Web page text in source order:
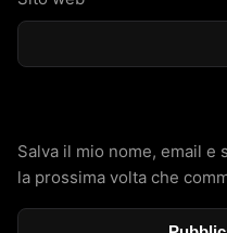
Salva il mio nome, email
la prossima volta che